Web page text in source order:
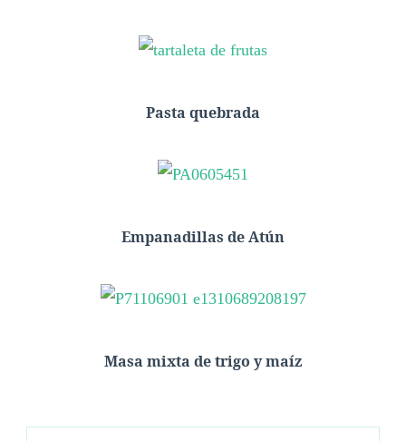
Pasta quebrada
Empanadillas de Atún
Masa mixta de trigo y maíz